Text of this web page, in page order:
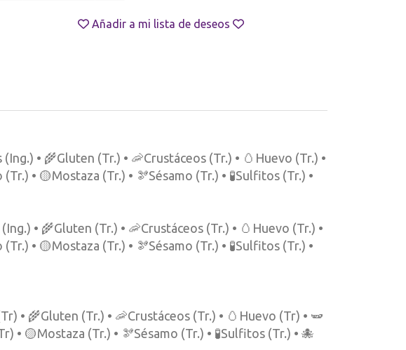
Añadir a mi lista de deseos
• 🌾Gluten (Tr.) • 🦐Crustáceos (Tr.) • 🥚Huevo (Tr.) •
• 🟡Mostaza (Tr.) • 🫘Sésamo (Tr.) • 🧪Sulfitos (Tr.) •
• 🌾Gluten (Tr.) • 🦐Crustáceos (Tr.) • 🥚Huevo (Tr.) •
• 🟡Mostaza (Tr.) • 🫘Sésamo (Tr.) • 🧪Sulfitos (Tr.) •
• 🌾Gluten (Tr.) • 🦐Crustáceos (Tr.) • 🥚Huevo (Tr) • 🫛
• 🟡Mostaza (Tr.) • 🫘Sésamo (Tr.) • 🧪Sulfitos (Tr.) • 🐙